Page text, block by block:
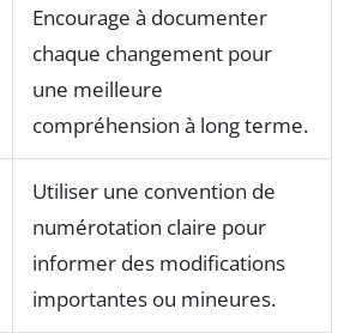
Encourage à documenter
chaque changement pour
une meilleure
compréhension à long terme.
Utiliser une convention de
numérotation claire pour
informer des modifications
importantes ou mineures.